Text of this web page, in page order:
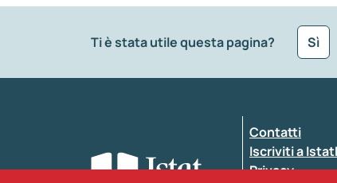
Ti è stata utile questa pagina? Sì
Inserisci il tuo commento
Contatti
Iscriviti a
Privacy